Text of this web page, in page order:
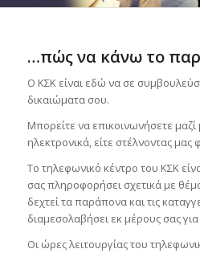
…πώς να κάνω το
Ο ΚΣΚ είναι εδώ να σε
δικαιώματα σου.
Μπορείτε να επικοινωνήσετε μαζί
ηλεκτρονικά, είτε στέλνοντας
Το τηλεφωνικό κέντρο του ΚΣΚ
σας πληροφορήσει σχετικά με
δεχτεί τα παράπονα και τις
διαμεσολαβήσει εκ μέρους σας
Οι ώρες λειτουργίας του